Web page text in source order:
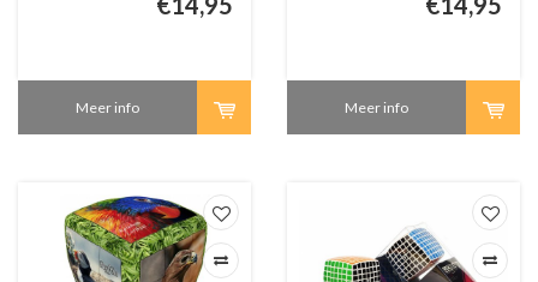
Meer info Meer info